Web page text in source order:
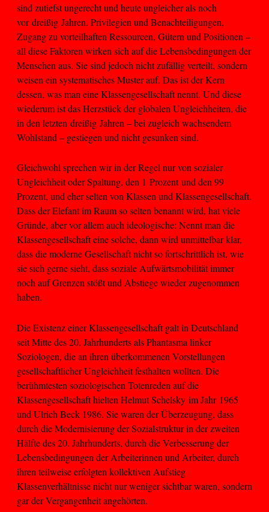
sind zutiefst ungerecht und heute ungleicher als noch
vor dreißig Jahren. Privilegien und Benachteiligungen,
Zugang zu vorteilhaften Ressourcen, Gütern und Positionen –
all diese Faktoren wirken sich auf die Lebensbedingungen der
Menschen aus. Sie sind jedoch nicht zufällig verteilt, sondern
weisen ein systematisches Muster auf. Das ist der Kern
dessen, was man eine Klassengesellschaft nennt. Und diese
wiederum ist das Herzstück der globalen Ungleichheiten, die
in den letzten dreißig Jahren – bei zugleich wachsendem
Wohlstand – gestiegen und nicht gesunken sind.
Gleichwohl sprechen wir in der Regel nur von sozialer
Ungleichheit oder Spaltung, den 1 Prozent und den 99
Prozent, und eher selten von Klassen und Klassengesellschaft.
Dass der Elefant im Raum so selten benannt wird, hat viele
Gründe, aber vor allem auch ideologische: Nennt man die
Klassengesellschaft eine solche, dann wird unmittelbar klar,
dass die moderne Gesellschaft nicht so fortschrittlich ist, wie
sie sich gerne sieht, dass soziale Aufwärtsmobilität immer
noch auf Grenzen stößt und Abstiege wieder zugenommen
haben.
Die Existenz einer Klassengesellschaft galt in Deutschland
seit Mitte des 20. Jahrhunderts als Phantasma linker
Soziologen, die an ihren überkommenen Vorstellungen
gesellschaftlicher Ungleichheit festhalten wollten. Die
berühmtesten soziologischen Totenreden auf die
Klassengesellschaft hielten Helmut Schelsky im Jahr 1965
und Ulrich Beck 1986. Sie waren der Überzeugung, dass
durch die Modernisierung der Sozialstruktur in der zweiten
Hälfte des 20. Jahrhunderts, durch die Verbesserung der
Lebensbedingungen der Arbeiterinnen und Arbeiter, durch
ihren teilweise erfolgten kollektiven Aufstieg
Klassenverhältnisse nicht nur weniger sichtbar waren, sondern
gar der Vergangenheit angehörten.